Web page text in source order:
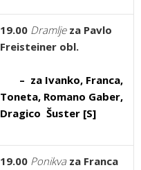
19.00 Dramlje za Pavlo
Freisteiner obl.
– za Ivanko, Franca,
Toneta, Romano Gaber,
Dragico Šuster [S]
19.00 Ponikvaza Franca